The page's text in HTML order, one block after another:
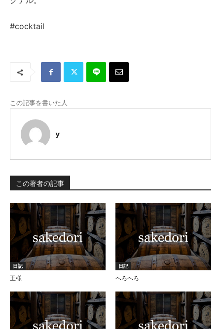
#cocktail
この記事を書いた人
y
この著者の記事
日記
王様
日記
へろへろ